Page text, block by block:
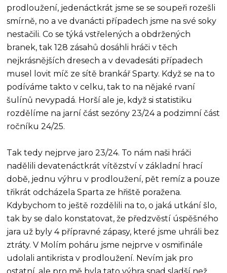
prodloužení, jedenáctkrát jsme se se soupeři rozešli
smírně, no a ve dvanácti případech jsme na své soky
nestačili. Co se týká vstřelených a obdržených
branek, tak 128 zásahů dosáhli hráči v těch
nejkrásnějších dresech a v devadesáti případech
musel lovit míč ze sítě brankář Sparty. Když se na to
podíváme takto v celku, tak to na nějaké rvaní
šulínů nevypadá. Horší ale je, když si statistiku
rozdělíme na jarní část sezóny 23/24 a podzimní část
ročníku 24/25.
Tak tedy nejprve jaro 23/24. To nám naši hráči
nadělili devatenáctkrát vítězství v základní hrací
době, jednu výhru v prodloužení, pět remíz a pouze
třikrát odcházela Sparta ze hřiště poražena.
Kdybychom to ještě rozdělili na to, o jaká utkání šlo,
tak by se dalo konstatovat, že předzvěstí úspěšného
jara už byly 4 přípravné zápasy, které jsme uhráli bez
ztráty. V Molím poháru jsme nejprve v osmifinále
udolali antikrista v prodloužení. Nevím jak pro